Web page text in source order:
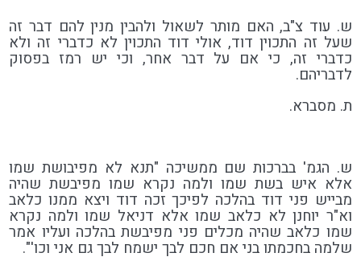
ש. עוד צ"ב, האם מותר לשאול ולהבין מנין להם דבר זה
שעל זה התכוין דוד, אולי דוד התכוין לא כדברי זה ולא
כדברי זה, כי אם על דבר אחר, וכי יש רמז בפסוק
לדבריהם.
ת. מסברא.
ש. הגמ' בברכות שם ממשיכה "תנא לא מפיבושת שמו
אלא איש בשת שמו ולמה נקרא שמו מפיבשת שהיה
מבייש פני דוד בהלכה לפיכך זכה דוד ויצא ממנו כלאב
וא"ר יוחנן לא כלאב שמו אלא דניאל שמו ולמה נקרא
שמו כלאב שהיה מכלים פני מפיבשת בהלכה ועליו אמר
שלמה בחכמתו בני אם חכם לבך ישמח לבך גם אני וכו'".